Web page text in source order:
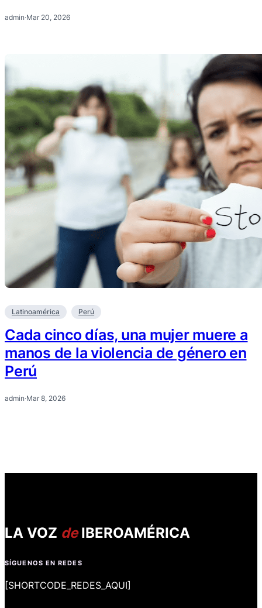
admin·Mar 20, 2026
Latinoamérica Perú
Cada cinco días, una mujer muere a
manos de la violencia de género en
Perú
admin·Mar 8, 2026
LA VOZ deIBEROAMÉRICA
SÍGUENOS EN REDES
[SHORTCODE_REDES_AQUI]